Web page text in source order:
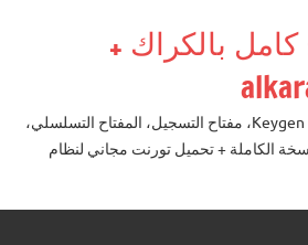
بالكراك +
البرامج والمفتاح المكسور، Keygen، مفتاح التسجيل، المفتاح التسلسلي،
الكاملة + تحميل تورنت مجاني لنظام